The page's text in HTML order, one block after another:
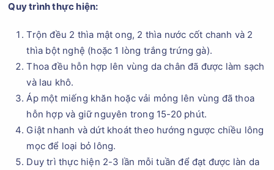
Quy trình thực hiện:
Trộn đều 2 thìa mật ong, 2 thìa nước cốt chanh và 2
thìa bột nghệ (hoặc 1 lòng trắng trứng gà).
Thoa đều hỗn hợp lên vùng da chân đã được làm sạch
và lau khô.
Áp một miếng khăn hoặc vải mỏng lên vùng đã thoa
hỗn hợp và giữ nguyên trong 15-20 phút.
Giật nhanh và dứt khoát theo hướng ngược chiều lông
mọc để loại bỏ lông.
Duy trì thực hiện 2-3 lần mỗi tuần để đạt được làn da